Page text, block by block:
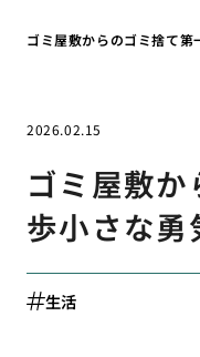
ゴミ屋敷からのゴミ捨て
2026.02.15
ゴミ屋敷
歩小さな
生活